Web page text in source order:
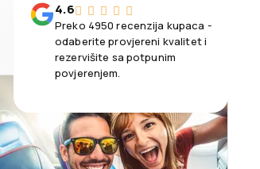
4.6
Preko 4950 recenzija kupaca -
odaberite provjereni kvalitet i
rezervišite sa potpunim
povjerenjem.